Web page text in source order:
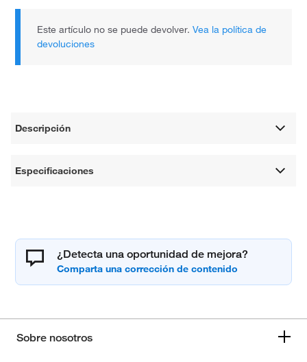
Este artículo no se puede devolver.Vea la política de
devoluciones
Descripción
Especificaciones
¿Detecta una oportunidad de mejora?
Sobre nosotros